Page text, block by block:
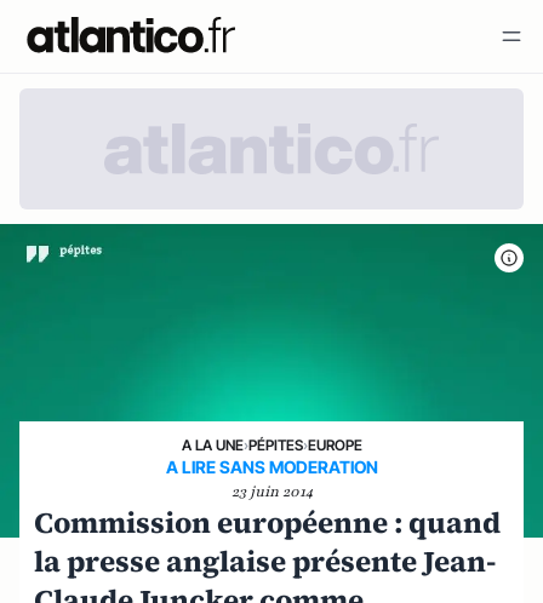
A LA UNE›PÉPITES›EUROPE
A LIRE SANS MODERATION
23 juin 2014
Commission européenne : quand
la presse anglaise présente Jean-